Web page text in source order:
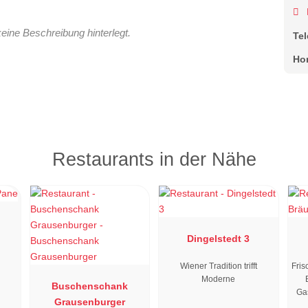
Beschreibung hinterlegt.
Restaurants in der Nähe
Buschenschank
Grausenburger
Dingelstedt 3
Wiener Tradition trifft
Moderne